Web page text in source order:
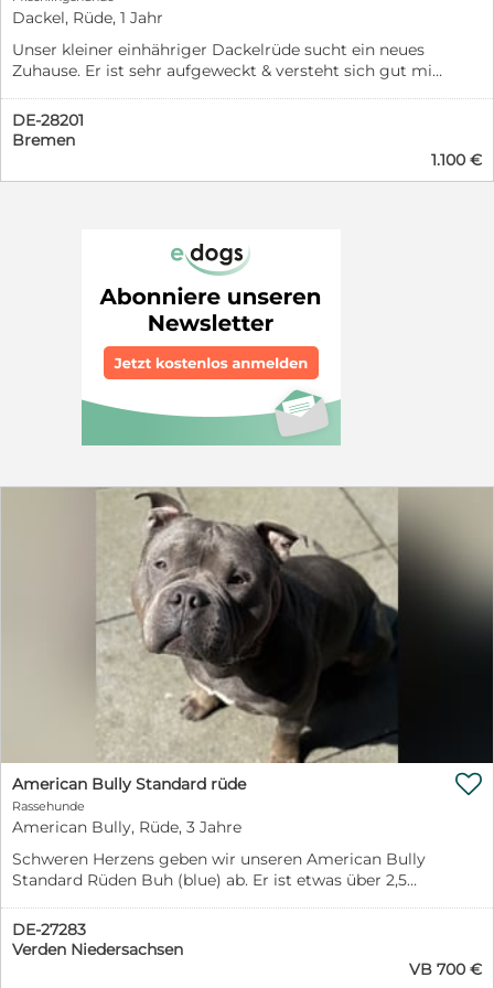
Dackel, Rüde, 1 Jahr
Unser kleiner einhähriger Dackelrüde sucht ein neues
Zuhause. Er ist sehr aufgeweckt & versteht sich gut mit
Bewegung & freut sich auf eine Familie die ihm die
Aufmerksamkeit schenken kann, die er verdient. Wir
DE-28201
Bremen
1.100 €
American Bully Standard rüde
Rassehunde
American Bully, Rüde, 3 Jahre
Schweren Herzens geben wir unseren American Bully
Standard Rüden Buh (blue) ab. Er ist etwas über 2,5
menschenbezogener Hund. Buh ist stubenrein, sehr
verschmust und im Alltag unkompliziert. Er kommt
problemlos mit Kindern jeden Alters zurecht und ist

DE-27283
Verden Niedersachsen
VB 700 €